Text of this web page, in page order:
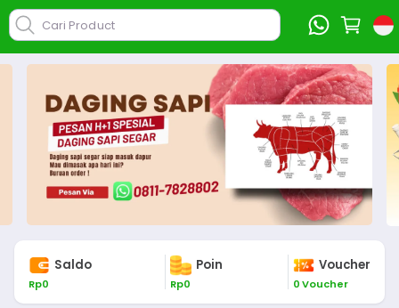
Cari Product
Saldo
Rp0
Poin
Rp0
Voucher
0 Voucher